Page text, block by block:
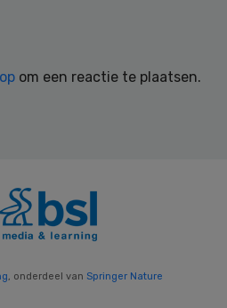
om een reactie te plaatsen.
, onderdeel van Springer Nature